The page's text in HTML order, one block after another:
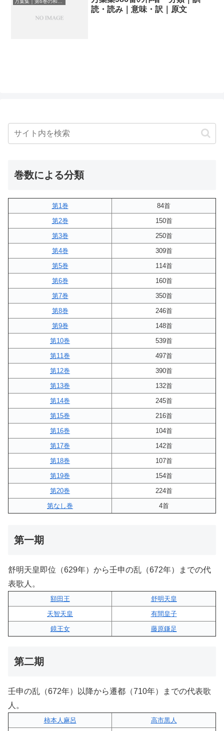
万葉集｜第6巻の和歌一覧
読・読み｜意味・訳｜原文
巻数による分類
第1巻
84首
第2巻
150首
第3巻
250首
第4巻
309首
第5巻
114首
第6巻
160首
第7巻
350首
第8巻
246首
第9巻
148首
第10巻
539首
第11巻
497首
第12巻
390首
第13巻
132首
第14巻
245首
第15巻
216首
第16巻
104首
第17巻
142首
第18巻
107首
第19巻
154首
第20巻
224首
第なし巻
4首
第一期
舒明天皇即位（629年）から壬申の乱（672年）までの代
表歌人。
額田王
舒明天皇
天智天皇
有間皇子
鏡王女
藤原鎌足
第二期
壬申の乱（672年）以降から遷都（710年）までの代表歌
人。
柿本人麻呂
高市黒人